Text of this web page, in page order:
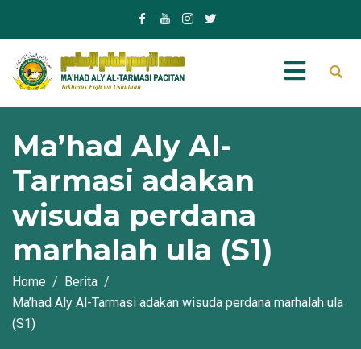
Ma’had Aly Al-
Tarmasi adakan
wisuda perdana
marhalah ula (S1)
Home
Berita
Ma’had Aly Al-Tarmasi adakan wisuda perdana marhalah ula
(S1)